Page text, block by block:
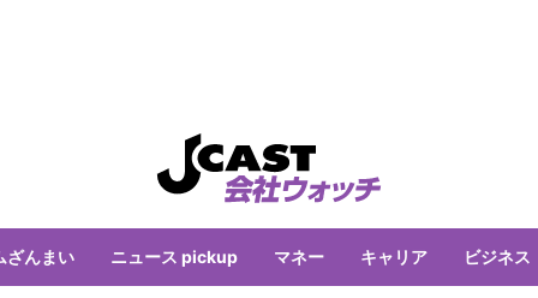
ざんまい ニュース pickup マネー キャリア ビジネス